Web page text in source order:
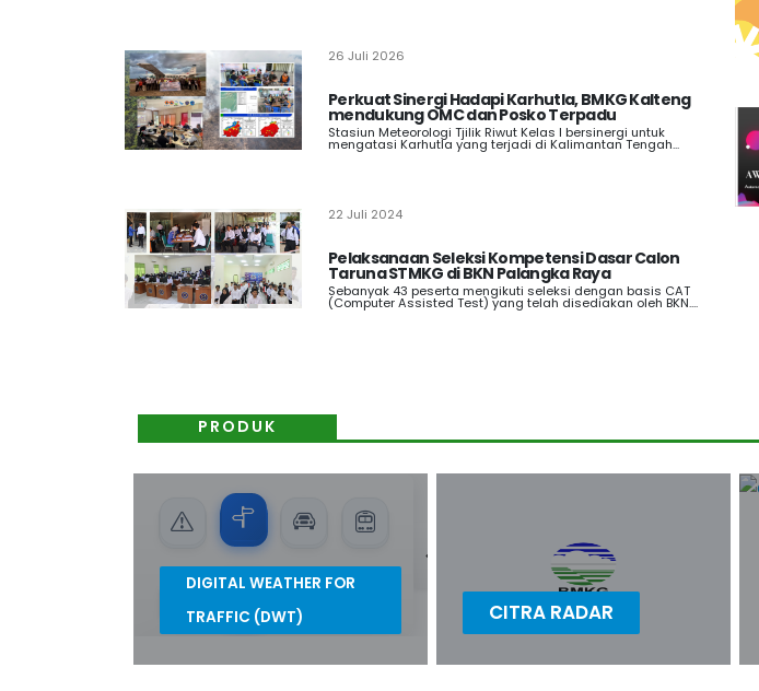
26 Juli 2026
Perkuat Sinergi Hadapi Karhutla, BMKG Kalteng
mendukung OMC dan Posko Terpadu
Stasiun Meteorologi Tjilik Riwut Kelas I bersinergi untuk
mengatasi Karhutla yang terjadi di Kalimantan Tengah...
22 Juli 2024
Pelaksanaan Seleksi Kompetensi Dasar Calon
Taruna STMKG di BKN Palangka Raya
Sebanyak 43 peserta mengikuti seleksi dengan basis CAT
(Computer Assisted Test) yang telah disediakan oleh BKN....
PRODUK
DIGITAL WEATHER FOR
TRAFFIC (DWT)
Prakiraan Cuaca Jalur Perjalanan
CITRA RADAR
Citra Radar Wilayah Kalimantan